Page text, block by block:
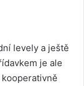
levely a ještě
je ale